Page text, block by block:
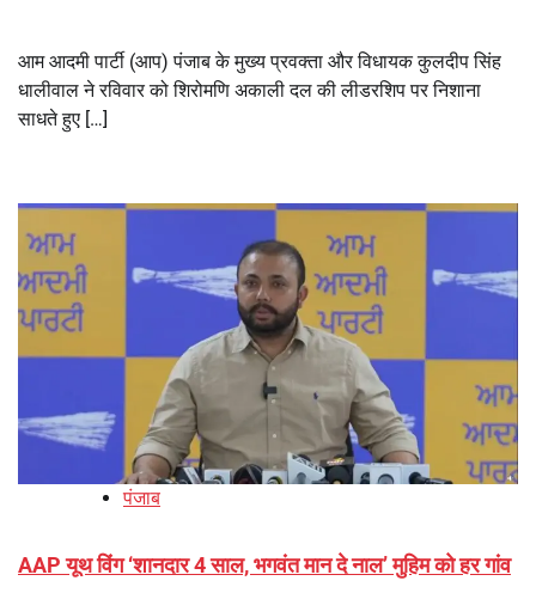
आम आदमी पार्टी (आप) पंजाब के मुख्य प्रवक्ता और विधायक कुलदीप सिंह
धालीवाल ने रविवार को शिरोमणि अकाली दल की लीडरशिप पर निशाना
साधते हुए […]
पंजाब
AAP यूथ विंग ‘शानदार 4 साल, भगवंत मान दे नाल’ मुहिम को हर गांव